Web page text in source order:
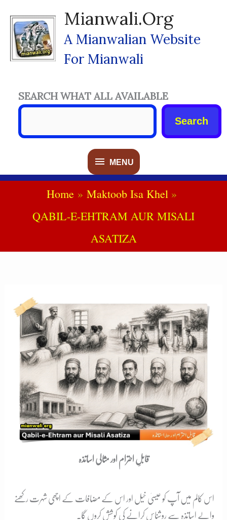
Content
Mianwali.org
A Mianwalian Website
For Mianwali
MENU
MENU
SEARCH WHAT ALL AVAILABLE
Search
Home
Maktoob Isa Khel
QABIL-E-EHTRAM AUR MISALI
ASATIZA
قابلِ احترام اور مثالی اساتذہ
اس کالم میں آپ کو عیسیٰ خیل اور اس کے مضافات کے اچھی شہرت رکھنے
والے اساتذہ سے روشناس کرانے کی کوشش کروں گا۔